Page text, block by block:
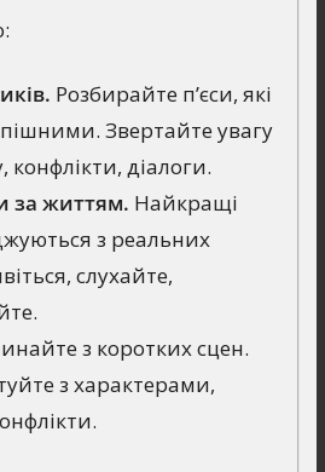
Розбирайте п’єси, які
Звертайте увагу
конфлікти, діалоги.
за життям. Найкращі
з реальних
слухайте,
з коротких сцен.
з характерами,